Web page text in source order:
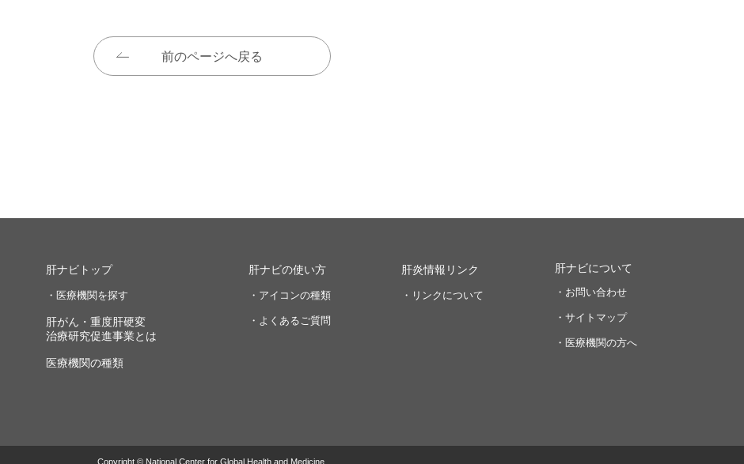
前のページへ戻る
肝ナビトップ
・医療機関を探す
肝がん・重度肝硬変
治療研究促進事業とは
医療機関の種類
肝ナビの使い方
・アイコンの種類
・よくあるご質問
肝炎情報リンク
・リンクについて
肝ナビについて
・お問い合わせ
・サイトマップ
・医療機関の方へ
Copyright © National Center for Global Health and Medicine.